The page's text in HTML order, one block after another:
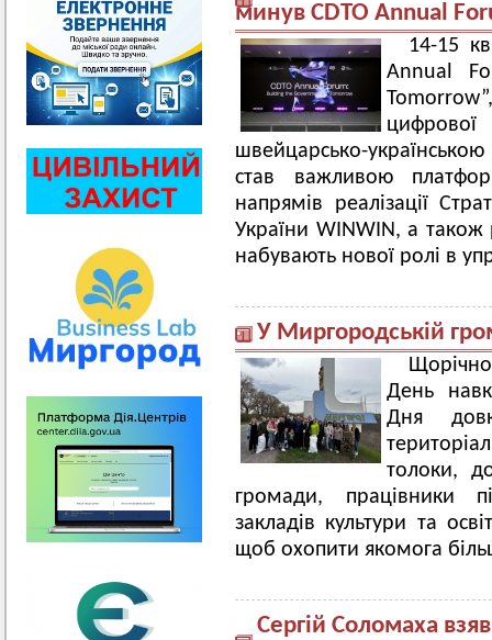
минув CDTO Annual
14-15
Annual
цифрової
швейцарсько-
став важливою
напрямів реалізації
України WINWIN, а
набувають нової ролі в
У Миргородській
День
Дня
толоки,
громади, працівники
закладів культури та
щоб охопити якомога
Сергій Соломаха